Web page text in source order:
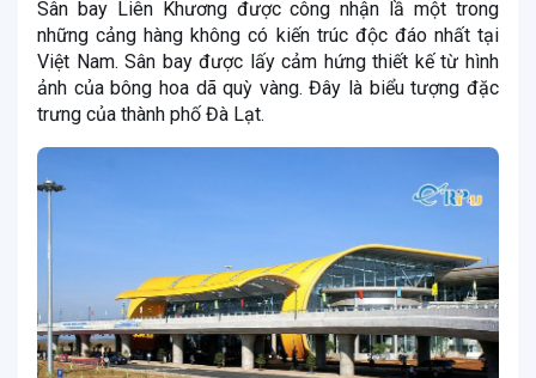
Sân bay Liên Khương được công nhận lầ một trong
những cảng hàng không có kiến trúc độc đáo nhất tại
Việt Nam. Sân bay được lấy cảm hứng thiết kế từ hình
ảnh của bông hoa dã quỳ vàng. Đây là biểu tượng đặc
trưng của thành phố Đà Lạt.